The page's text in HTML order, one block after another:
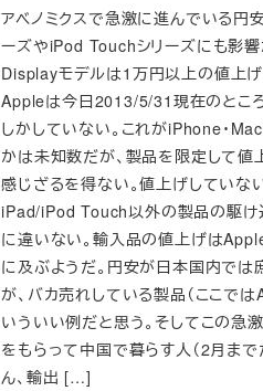
アベノミクスで急激に進んでいる円
ーズやiPod Touchシリーズにも影
Displayモデルは1万円以上の値上げ
Appleは今日2013/5/31現在のとこ
しかしていない。これがiPhone・
かは未知数だが、製品を限定して
感じざるを得ない。値上げしていな
iPad/iPod Touch以外の製品の駆け
に違いない。輸入品の値上げは
に及ぶようだ。円安が日本国内で
が、バカ売れしている製品（ここで
いういい例だと思う。そしてこの急
をもらって中国で暮らす人（2月ま
ん、輸出 […]